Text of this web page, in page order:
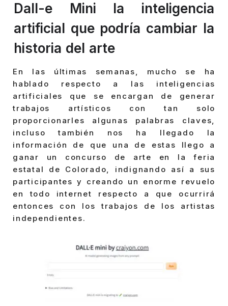
Dall-e Mini la inteligencia
artificial que podría cambiar la
historia del arte
En las últimas semanas, mucho se ha
hablado respecto a las inteligencias
artificiales que se encargan de generar
trabajos artísticos con tan solo
proporcionarles algunas palabras claves,
incluso también nos ha llegado la
información de que una de estas llego a
ganar un concurso de arte en la feria
estatal de Colorado, indignando así a sus
participantes y creando un enorme revuelo
en todo internet respecto a que ocurrirá
entonces con los trabajos de los artistas
independientes.